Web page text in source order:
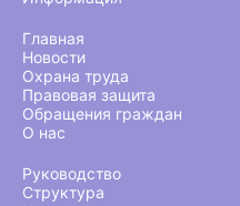
Главная
Новости
Охрана труда
Правовая защита
Обращения граждан
О нас
Руководство
Структура